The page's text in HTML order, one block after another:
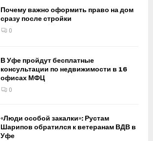
Почему важно оформить право на дом
сразу после стройки
0
В Уфе пройдут бесплатные
консультации по недвижимости в 16
офисах МФЦ
0
«Люди особой закалки»: Рустам
Шарипов обратился к ветеранам ВДВ в
Уфе